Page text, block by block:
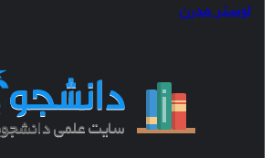
مدرن